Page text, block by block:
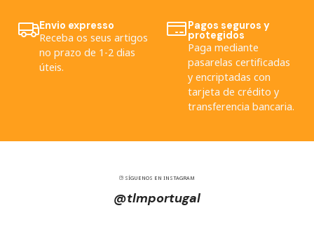
Envio expresso
Receba os seus artigos
no prazo de 1-2 dias
úteis.
Pagos seguros y
protegidos
Paga mediante
pasarelas certificadas
y encriptadas con
tarjeta de crédito y
transferencia bancaria.
SÍGUENOS EN INSTAGRAM
@tlmportugal